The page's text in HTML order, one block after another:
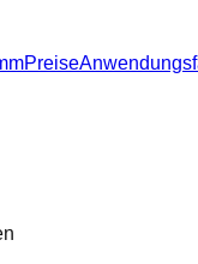
Preise